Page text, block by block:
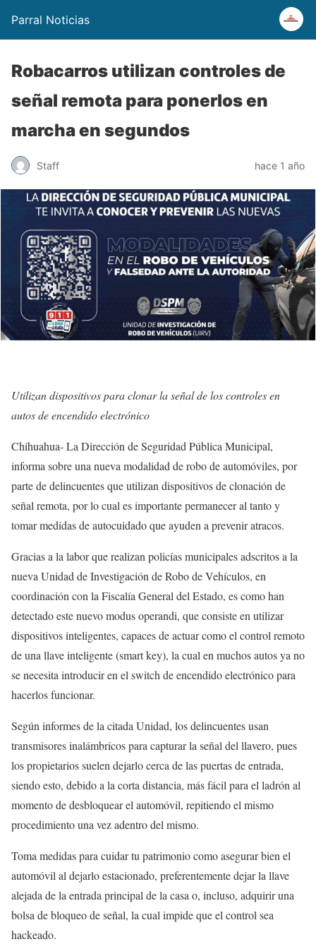
Parral Noticias
Robacarros utilizan controles de
señal remota para ponerlos en
marcha en segundos
Staff hace 1 año
Utilizan dispositivos para clonar la señal de los controles en
autos de encendido electrónico
Chihuahua- La Dirección de Seguridad Pública Municipal,
informa sobre una nueva modalidad de robo de automóviles, por
parte de delincuentes que utilizan dispositivos de clonación de
señal remota, por lo cual es importante permanecer al tanto y
tomar medidas de autocuidado que ayuden a prevenir atracos.
Gracias a la labor que realizan policías municipales adscritos a la
nueva Unidad de Investigación de Robo de Vehículos, en
coordinación con la Fiscalía General del Estado, es como han
detectado este nuevo modus operandi, que consiste en utilizar
dispositivos inteligentes, capaces de actuar como el control remoto
de una llave inteligente (smart key), la cual en muchos autos ya no
se necesita introducir en el switch de encendido electrónico para
hacerlos funcionar.
Según informes de la citada Unidad, los delincuentes usan
transmisores inalámbricos para capturar la señal del llavero, pues
los propietarios suelen dejarlo cerca de las puertas de entrada,
siendo esto, debido a la corta distancia, más fácil para el ladrón al
momento de desbloquear el automóvil, repitiendo el mismo
procedimiento una vez adentro del mismo.
Toma medidas para cuidar tu patrimonio como asegurar bien el
automóvil al dejarlo estacionado, preferentemente dejar la llave
alejada de la entrada principal de la casa o, incluso, adquirir una
bolsa de bloqueo de señal, la cual impide que el control sea
hackeado.